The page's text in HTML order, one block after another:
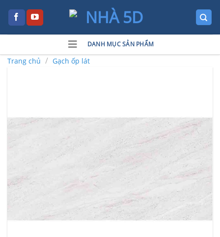
DANH MỤC SẢN PHẨM
Trang chủ / Gạch ốp lát